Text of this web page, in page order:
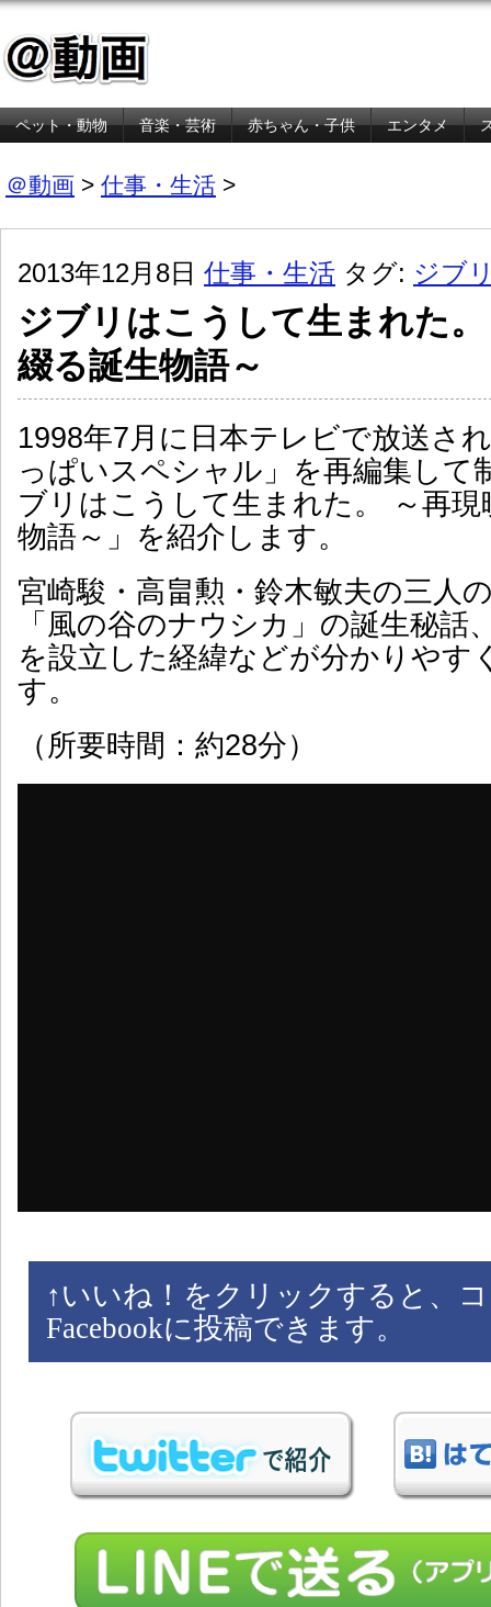
ペット・動物 音楽・芸術 赤ちゃん・子供 エンタメ
＠動画 > 仕事・生活 >
2013年12月8日 仕事・生活 タグ: ジブ
ジブリはこうして生まれた
綴る誕生物語～
1998年7月に日本テレビで放送さ
っぱいスペシャル」を再編集して
ブリはこうして生まれた。 ～再現
物語～」を紹介します。
宮崎駿・高畠勲・鈴木敏夫の三人
「風の谷のナウシカ」の誕生秘話
を設立した経緯などが分かりやす
す。
（所要時間：約28分）
↑ いいね！をクリックすると、
Facebookに投稿できます。